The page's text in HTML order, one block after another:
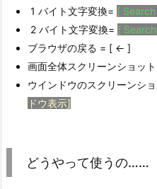
1 バイト文字変換= [
2 バイト文字変換= [
ブラウザの戻る = [ ← ]
画面全体スクリーンショッ
ウインドウのスクリーンシ
ドウ表示]
どうやって使うの……